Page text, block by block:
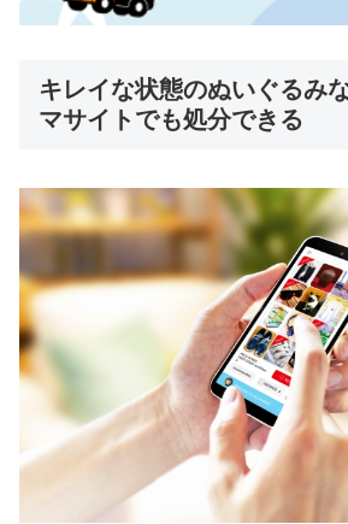
キレイな状態のぬいぐるみ
マサイトでも処分できる